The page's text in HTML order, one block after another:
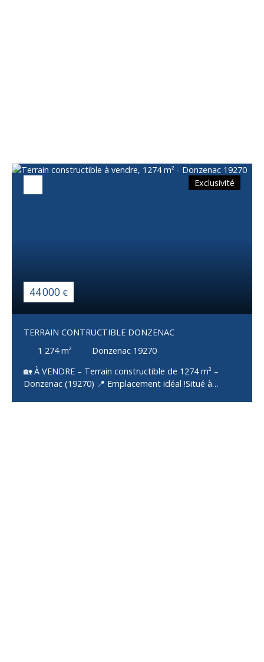
44 000 €
Exclusivité
TERRAIN CONTRUCTIBLE DONZENAC
1 274m²
Donzenac 19270
🏡 À VENDRE – Terrain constructible de 1274 m² –
Donzenac (19270) 📍 Emplacement idéal !Situé à